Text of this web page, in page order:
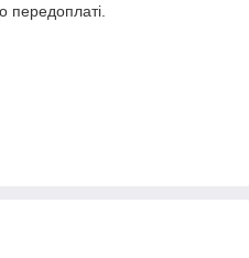
передоплаті.